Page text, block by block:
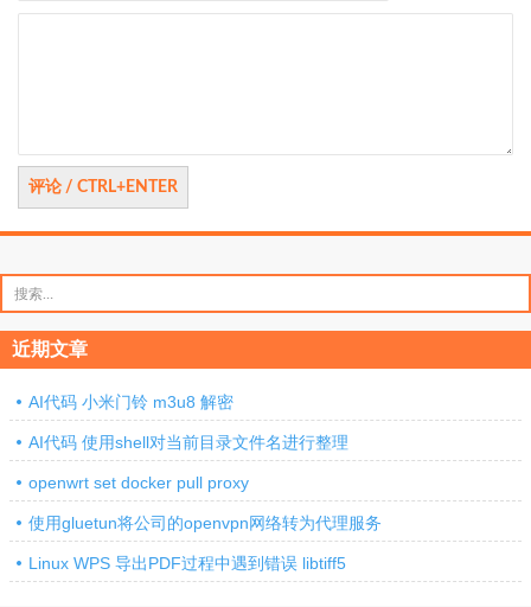
索：
近期文章
AI代码 小米门铃 m3u8 解密
AI代码 使用shell对当前目录文件名进行整理
openwrt set docker pull proxy
使用gluetun将公司的openvpn网络转为代理服务
Linux WPS 导出PDF过程中遇到错误 libtiff5